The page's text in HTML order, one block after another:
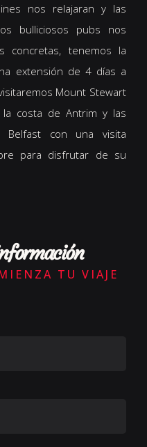
nos relajaran y las
bulliciosos pubs nos
concretas, tenemos la
extensión de 4 días a
Mount Stewart
costa de Antrim y las
Belfast con una visita
para disfrutar de su
TU VIAJE